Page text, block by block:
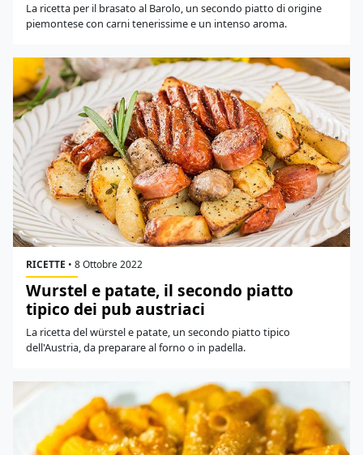
La ricetta per il brasato al Barolo, un secondo piatto di origine
piemontese con carni tenerissime e un intenso aroma.
RICETTE • 8 Ottobre 2022
Wurstel e patate, il secondo piatto
tipico dei pub austriaci
La ricetta del würstel e patate, un secondo piatto tipico
dell'Austria, da preparare al forno o in padella.